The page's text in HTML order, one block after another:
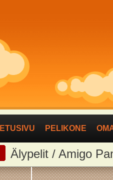
ETUSIVU PELIKONE
Älypelit / Amigo